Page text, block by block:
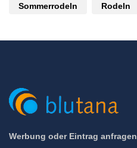
Sommerrodeln Rodeln
Werbung oder Eintrag anfragen